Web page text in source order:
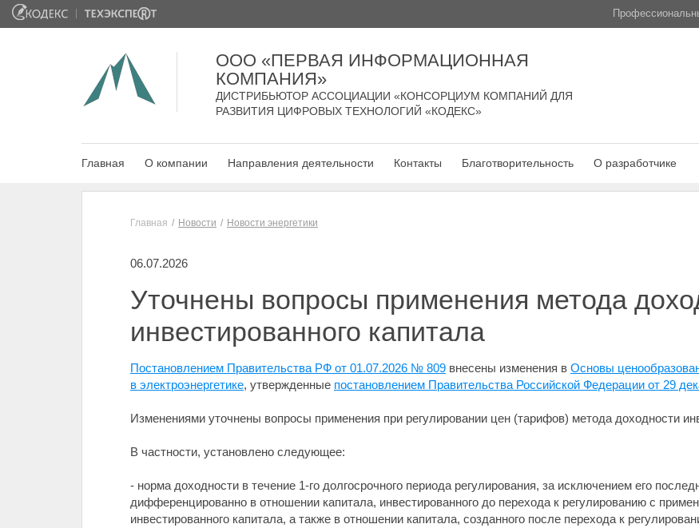
ООО «ПЕРВАЯ ИНФОРМАЦИОННАЯ
КОМПАНИЯ»
ДИСТРИБЬЮТОР АССОЦИАЦИИ «КОНСОРЦИУМ КОМПАНИЙ ДЛЯ
РАЗВИТИЯ ЦИФРОВЫХ ТЕХНОЛОГИЙ «КОДЕКС»
Главная О компании Направления деятельности Контакты Благотворительность О разработчике
Главная Новости Новости энергетики
06.07.2026
Уточнены вопросы применения метода
инвестированного капитала
Постановлением Правительства РФ от 01.07.2026 № 809 внесены изменения в Основы
в электроэнергетике, утвержденные постановлением Правительства Российской Федерации от 29
Изменениями уточнены вопросы применения при регулировании цен (тарифов) метода доходности
В частности, установлено следующее:
- норма доходности в течение 1-го долгосрочного периода регулирования, за исключением его
дифференцированно в отношении капитала, инвестированного до перехода к регулированию с
инвестированного капитала, а также в отношении капитала, созданного после перехода к